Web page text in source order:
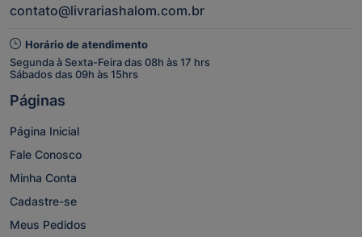
contato@livrariashalom.com.br
Horário de atendimento
Segunda à Sexta-Feira das 08h às 17 hrs
Sábados das 09h às 15hrs
Páginas
Página Inicial
Fale Conosco
Minha Conta
Cadastre-se
Meus Pedidos